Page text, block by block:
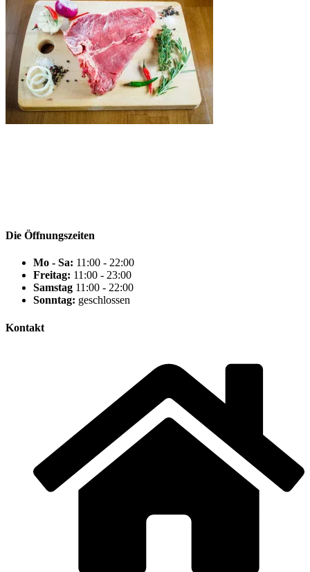
Die Öffnungszeiten
Mo - Sa: 11:00 - 22:00
Freitag: 11:00 - 23:00
Samstag 11:00 - 22:00
Sonntag: geschlossen
Kontakt